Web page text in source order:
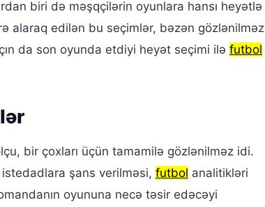
biri də məşqçilərin oyunlara hansı heyətlə
alaraq edilən bu seçimlər, bəzən gözlənilməz
da son oyunda etdiyi heyət seçimi ilə futbol
bir çoxları üçün tamamilə gözlənilməz idi.
şans verilməsi, futbol analitikləri
oyununa necə təsir edəcəyi